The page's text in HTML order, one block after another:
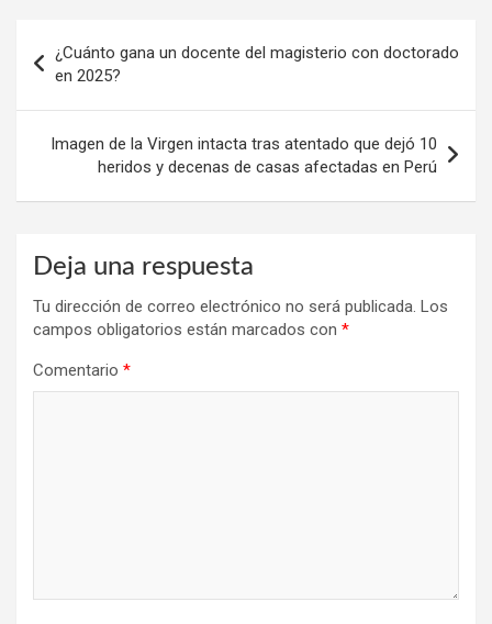
de
entradas
¿Cuánto gana un docente del magisterio con doctorado
en 2025?
Imagen de la Virgen intacta tras atentado que dejó 10
heridos y decenas de casas afectadas en Perú
Deja una respuesta
Tu dirección de correo electrónico no será publicada. Los
campos obligatorios están marcados con *
Comentario *